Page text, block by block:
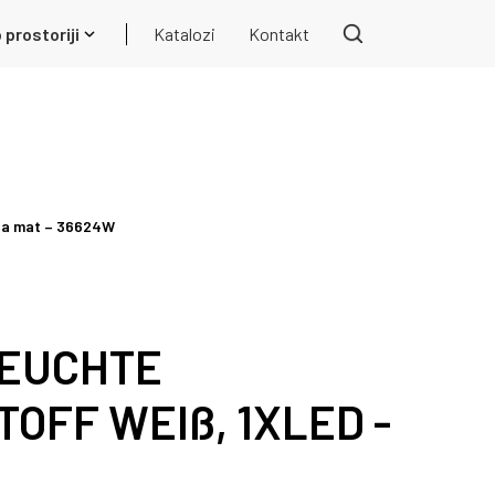
prostoriji Katalozi Kontakt
mat – 36624W
WEIß, 1XLED -